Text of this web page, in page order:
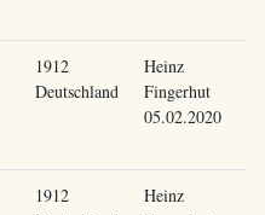
1912
Deutschland
Heinz
Fingerhut
05.02.2020
1912
Heinz